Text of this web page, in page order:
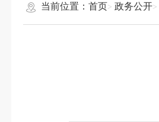
当前位置：首页 政务公开